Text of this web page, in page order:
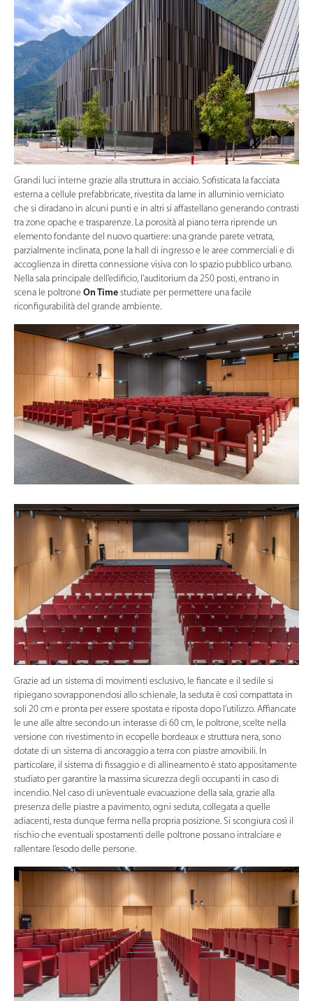
Grandi luci interne grazie alla struttura in acciaio. Sofisticata la facciata
esterna a cellule prefabbricate, rivestita da lame in alluminio verniciato
che si diradano in alcuni punti e in altri si affastellano generando contrasti
tra zone opache e trasparenze. La porosità al piano terra riprende un
elemento fondante del nuovo quartiere: una grande parete vetrata,
parzialmente inclinata, pone la hall di ingresso e le aree commerciali e di
accoglienza in diretta connessione visiva con lo spazio pubblico urbano.
Nella sala principale dell’edificio, l’auditorium da 250 posti, entrano in
scena le poltrone On Time studiate per permettere una facile
riconfigurabilità del grande ambiente.
Grazie ad un sistema di movimenti esclusivo, le fiancate e il sedile si
ripiegano sovrapponendosi allo schienale, la seduta è così compattata in
soli 20 cm e pronta per essere spostata e riposta dopo l’utilizzo. Affiancate
le une alle altre secondo un interasse di 60 cm, le poltrone, scelte nella
versione con rivestimento in ecopelle bordeaux e struttura nera, sono
dotate di un sistema di ancoraggio a terra con piastre amovibili. In
particolare, il sistema di fissaggio e di allineamento è stato appositamente
studiato per garantire la massima sicurezza degli occupanti in caso di
incendio. Nel caso di un’eventuale evacuazione della sala, grazie alla
presenza delle piastre a pavimento, ogni seduta, collegata a quelle
adiacenti, resta dunque ferma nella propria posizione. Si scongiura così il
rischio che eventuali spostamenti delle poltrone possano intralciare e
rallentare l’esodo delle persone.